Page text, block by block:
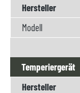
Hersteller
Modell
Temperiergerät
Hersteller